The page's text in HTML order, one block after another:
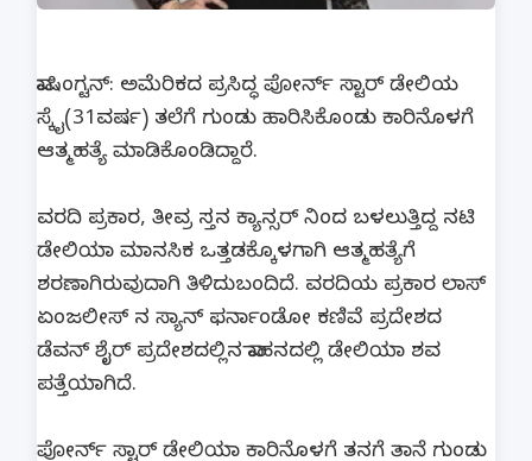
ವಾಷಿಂಗ್ಟನ್: ಅಮೆರಿಕದ ಪ್ರಸಿದ್ಧ ಪೋರ್ನ್ ಸ್ಟಾರ್ ಡೇಲಿಯ
ಸ್ಕೈ(31ವರ್ಷ) ತಲೆಗೆ ಗುಂಡು ಹಾರಿಸಿಕೊಂಡು ಕಾರಿನೊಳಗೆ
ಆತ್ಮಹತ್ಯೆ ಮಾಡಿಕೊಂಡಿದ್ದಾರೆ.
ವರದಿ ಪ್ರಕಾರ, ತೀವ್ರ ಸ್ತನ ಕ್ಯಾನ್ಸರ್ ನಿಂದ ಬಳಲುತ್ತಿದ್ದ ನಟಿ
ಡೇಲಿಯಾ ಮಾನಸಿಕ ಒತ್ತಡಕ್ಕೊಳಗಾಗಿ ಆತ್ಮಹತ್ಯೆಗೆ
ಶರಣಾಗಿರುವುದಾಗಿ ತಿಳಿದುಬಂದಿದೆ. ವರದಿಯ ಪ್ರಕಾರ ಲಾಸ್
ಏಂಜಲೀಸ್ ನ ಸ್ಯಾನ್ ಫರ್ನಾಂಡೋ ಕಣಿವೆ ಪ್ರದೇಶದ
ಡೆವನ್ ಶೈರ್ ಪ್ರದೇಶದಲ್ಲಿನ ವಾಹನದಲ್ಲಿ ಡೇಲಿಯಾ ಶವ
ಪತ್ತೆಯಾಗಿದೆ.
ಪೋರ್ನ್ ಸ್ಟಾರ್ ಡೇಲಿಯಾ ಕಾರಿನೊಳಗೆ ತನಗೆ ತಾನೆ ಗುಂಡು